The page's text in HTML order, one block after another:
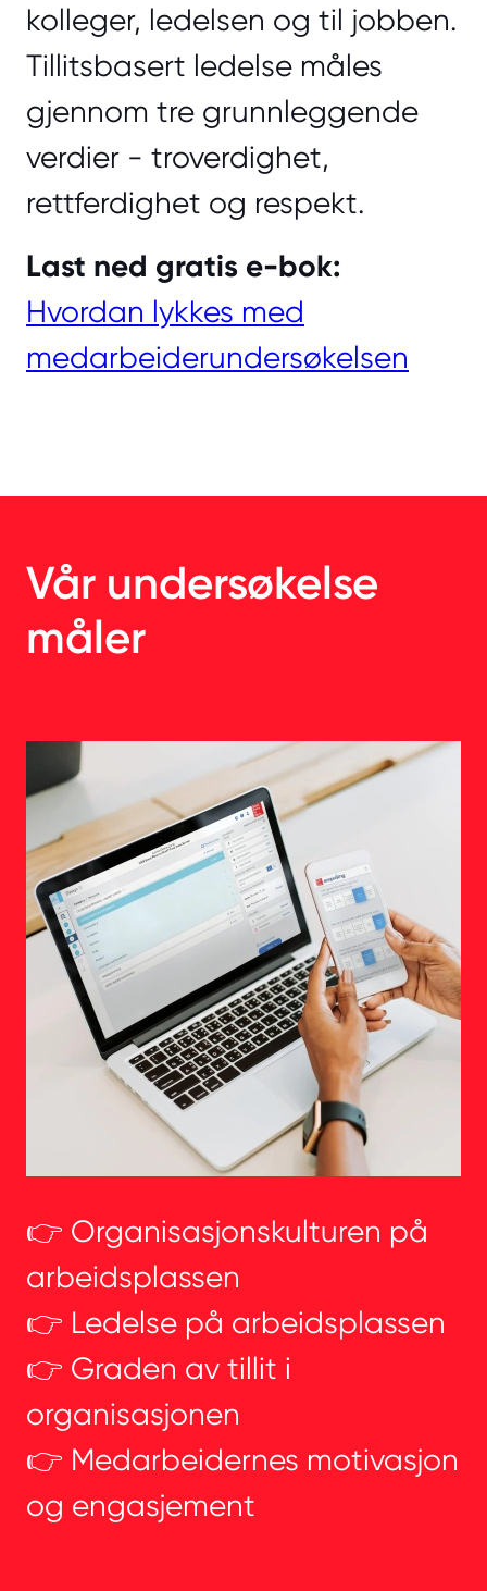
kolleger, ledelsen og til jobben.
Tillitsbasert ledelse måles
gjennom tre grunnleggende
verdier - troverdighet,
rettferdighet og respekt.
Last ned gratis e-bok:
Hvordan lykkes med
medarbeiderundersøkelsen
Vår undersøkelse
måler
👉 Organisasjonskulturen på
arbeidsplassen
👉 Ledelse på arbeidsplassen
👉 Graden av tillit i
organisasjonen
👉 Medarbeidernes motivasjon
og engasjement